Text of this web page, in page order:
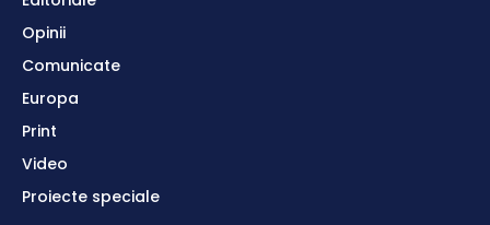
Opinii
Comunicate
Europa
Print
Video
Proiecte speciale